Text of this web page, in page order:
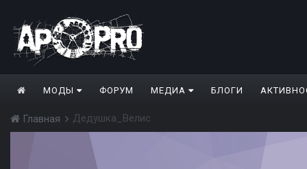
МОДЫ ФОРУМ МЕДИА БЛОГИ
Главная Дедушка_Велис